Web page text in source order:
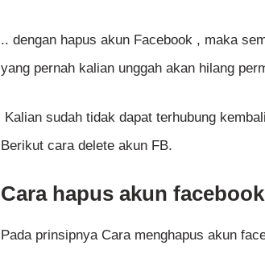
.. dengan hapus akun Facebook , maka
yang pernah kalian unggah akan hilang
Kalian sudah tidak dapat terhubung
Berikut cara delete akun FB.
Cara hapus akun
Pada prinsipnya Cara menghapus akun